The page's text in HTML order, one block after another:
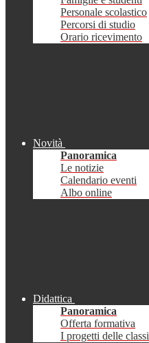
Personale scolastico
Percorsi di studio
Orario ricevimento
Novità
Panoramica
Le notizie
Calendario eventi
Albo online
Didattica
Panoramica
Offerta formativa
I progetti delle classi